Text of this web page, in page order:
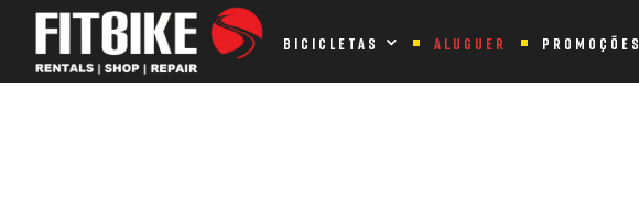
BICICLETAS ALUGUER PROMOÇÕES
Home Page Bike Rent KTM X-Life | Touring Bike